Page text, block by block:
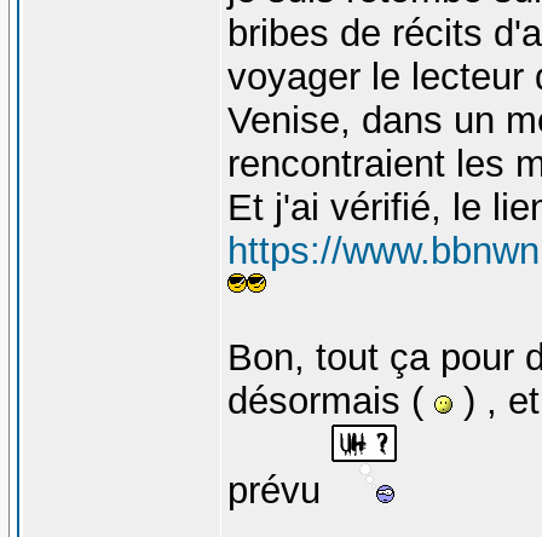
bribes de récits
voyager le lecteur
Venise, dans un
rencontraient les
Et j'ai vérifié, le
https://
Bon, tout ça pour
désormais (
) , et
prévu